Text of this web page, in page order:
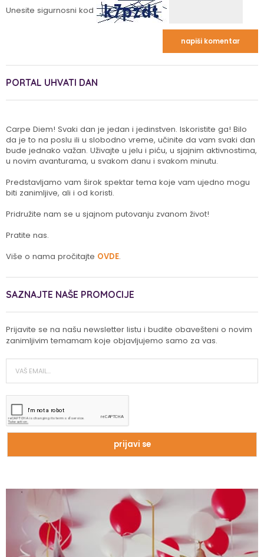
Unesite sigurnosni kod
PORTAL UHVATI DAN
Carpe Diem! Svaki dan je jedan i jedinstven. Iskoristite ga! Bilo
da je to na poslu ili u slobodno vreme, učinite da vam svaki dan
bude jednako važan. Uživajte u jelu i piću, u sjajnim aktivnostima,
u novim avanturama, u svakom danu i svakom minutu.
Predstavljamo vam širok spektar tema koje vam ujedno mogu
biti zanimljive, ali i od koristi.
Pridružite nam se u sjajnom putovanju zvanom život!
Pratite nas.
Više o nama pročitajte OVDE.
SAZNAJTE NAŠE PROMOCIJE
Prijavite se na našu newsletter listu i budite obavešteni o novim
zanimljivim temamam koje objavljujemo samo za vas.